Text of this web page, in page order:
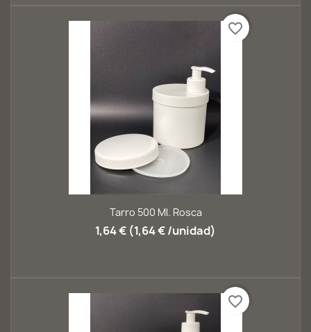
Tarro 500 Ml. Rosca
1,64 € (1,64 € /unidad)
favorite_border
favorite_border